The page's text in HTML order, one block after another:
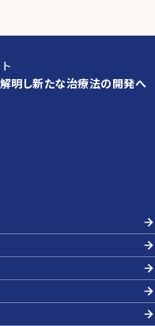
明し新たな治療法の開発へ